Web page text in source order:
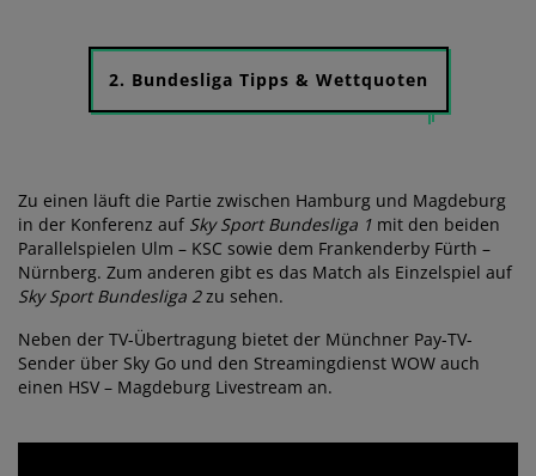
2. Bundesliga Tipps & Wettquoten
Zu einen läuft die Partie zwischen Hamburg und Magdeburg
in der Konferenz auf Sky Sport Bundesliga 1 mit den beiden
Parallelspielen Ulm – KSC sowie dem Frankenderby Fürth –
Nürnberg. Zum anderen gibt es das Match als Einzelspiel auf
Sky Sport Bundesliga 2zu sehen.
Neben der TV-Übertragung bietet der Münchner Pay-TV-
Sender über Sky Go und den Streamingdienst WOW auch
einen HSV – Magdeburg Livestream an.